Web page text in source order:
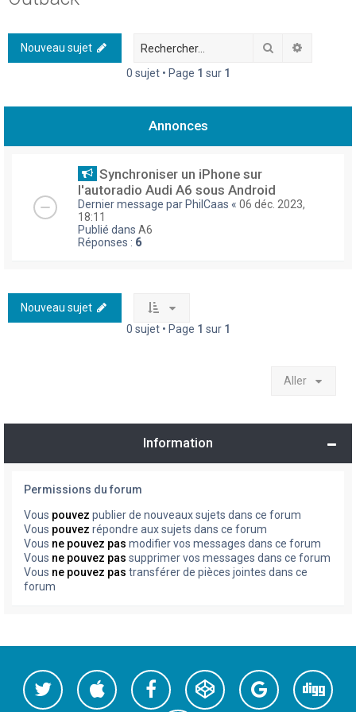
h
r
Nouveau sujet Rechercher
0 sujet • Page 1 sur 1
Annonces
Synchroniser un iPhone sur
l'autoradio Audi A6 sous Android
Dernier message par PhilCaas « 06 déc. 2023,
18:11
Publié dans A6
Réponses : 6
Nouveau sujet
0 sujet • Page 1 sur 1
Aller
Information
Permissions du forum
Vous pouvez publier de nouveaux sujets dans ce forum
Vous pouvez répondre aux sujets dans ce forum
Vous ne pouvez pas modifier vos messages dans ce forum
Vous ne pouvez pas supprimer vos messages dans ce forum
Vous ne pouvez pas transférer de pièces jointes dans ce
forum